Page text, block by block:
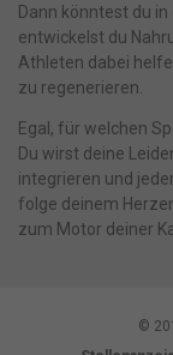
Dann könntest du
entwickelst du
Athleten dabei
zu regenerieren.
Egal, für welchen
Du wirst deine
integrieren und
folge deinem
zum Motor deiner
©